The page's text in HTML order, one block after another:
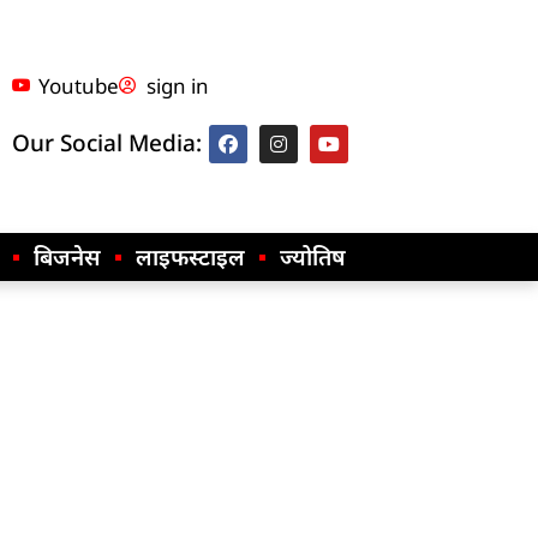
Youtube sign in
Our Social Media:
बिजनेस लाइफस्टाइल ज्योतिष